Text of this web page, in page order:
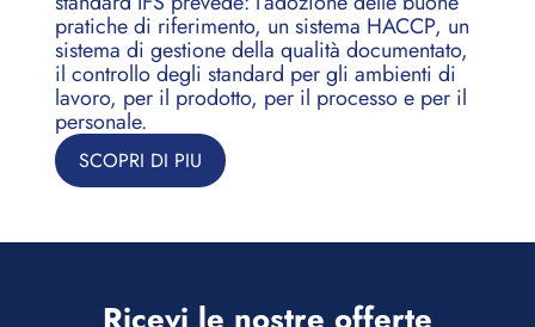
pratiche di riferimento, un sistema HACCP, un
sistema di gestione della qualità documentato,
il controllo degli standard per gli ambienti di
lavoro, per il prodotto, per il processo e per il
personale.
SCOPRI DI PIU